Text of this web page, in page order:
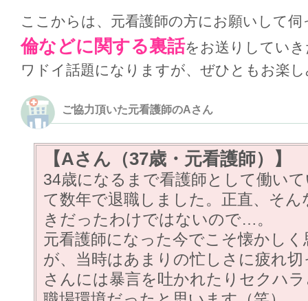
ここからは、元看護師の方にお願いして伺
倫などに関する裏話をお送りしてい
ワドイ話題になりますが、ぜひともお楽
ご協力頂いた元看護師のAさん
【Aさん（37歳・元看護師）】
34歳になるまで看護師として働い
て数年で退職しました。正直、そ
きだったわけではないので…。
元看護師になった今でこそ懐かし
が、当時はあまりの忙しさに疲れ
さんには暴言を吐かれたりセクハ